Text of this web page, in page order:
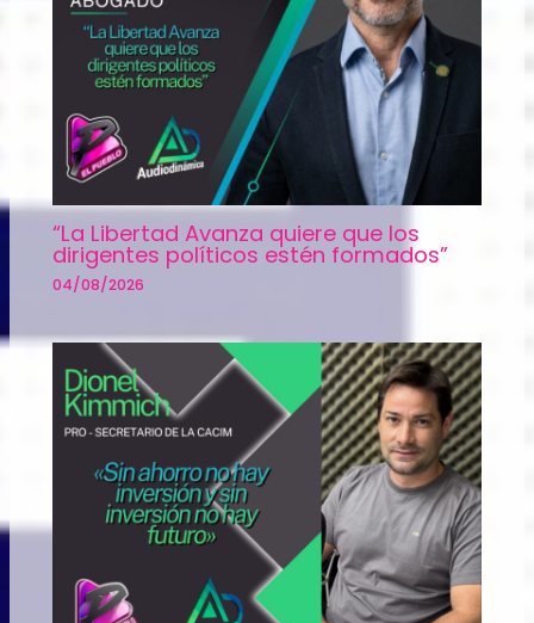
“La Libertad Avanza quiere que los
dirigentes políticos estén formados”
04/08/2026